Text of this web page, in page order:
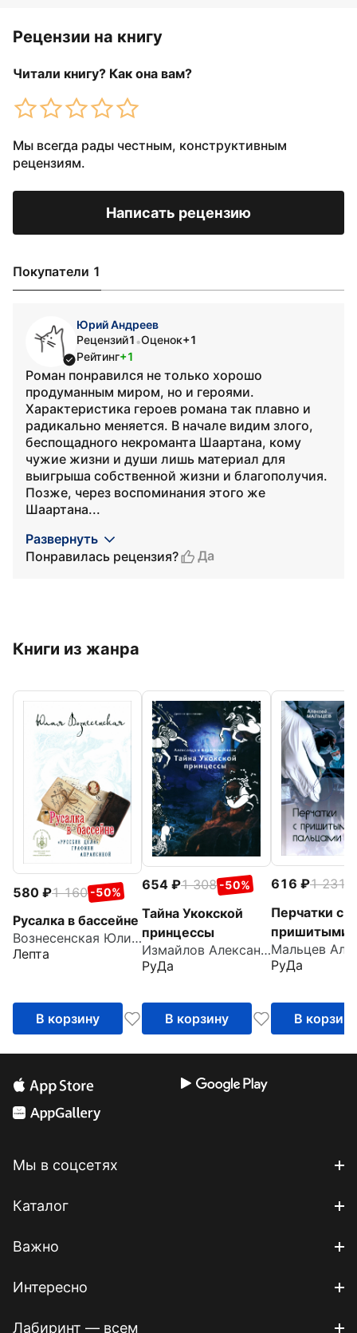
Рецензии на книгу
Читали книгу? Как она вам?
Мы всегда рады честным, конструктивным
рецензиям.
Написать рецензию
Покупатели 1
Юрий Андреев
Рецензий1 •Оценок+1
Рейтинг+1
Роман понравился не только хорошо
продуманным миром, но и героями.
Характеристика героев романа так плавно и
радикально меняется. В начале видим злого,
беспощадного некроманта Шаартана, кому
чужие жизни и души лишь материал для
выигрыша собственной жизни и благополучия.
Позже, через воспоминания этого же
Шаартана...
Развернуть
Понравилась рецензия?
Да
Книги из жанра
580 1 160 -50%
Русалка в бассейне
Вознесенская Юлия Николаевна
Лепта
В корзину
654 1 308 -50%
Тайна Укокской
принцессы
Измайлов Александр
РуДа
В корзину
616 1 231
Перчатки с
пришитыми
пальцами
РуДа
В корзину
Мы в соцсетях
Каталог
Важно
Интересно
Лабиринт — всем